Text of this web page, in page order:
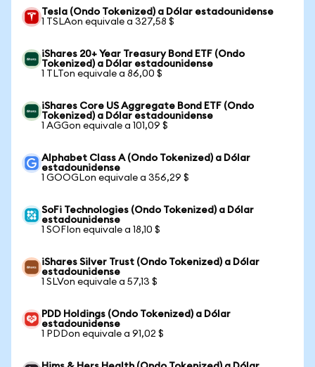
Tesla (Ondo Tokenized) a Dólar estadounidense
1 TSLAon equivale a 327,58 $
iShares 20+ Year Treasury Bond ETF (Ondo
Tokenized) a Dólar estadounidense
1 TLTon equivale a 86,00 $
iShares Core US Aggregate Bond ETF (Ondo
Tokenized) a Dólar estadounidense
1 AGGon equivale a 101,09 $
Alphabet Class A (Ondo Tokenized) a Dólar
estadounidense
1 GOOGLon equivale a 356,29 $
SoFi Technologies (Ondo Tokenized) a Dólar
estadounidense
1 SOFIon equivale a 18,10 $
iShares Silver Trust (Ondo Tokenized) a Dólar
estadounidense
1 SLVon equivale a 57,13 $
PDD Holdings (Ondo Tokenized) a Dólar
estadounidense
1 PDDon equivale a 91,02 $